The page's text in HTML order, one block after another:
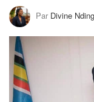
Par Divine